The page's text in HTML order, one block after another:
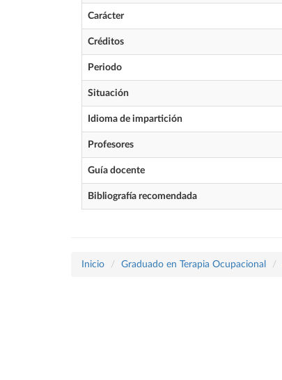
Carácter
Créditos
Periodo
Situación
Idioma de impartición
Profesores
Guía docente
Bibliografía recomendada
Inicio Graduado en Terapia Ocupacional